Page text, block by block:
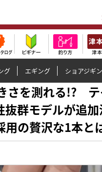
グ エギング ショアジギ
さを測れる!? テ
群モデルが追
用の贅沢な1本と